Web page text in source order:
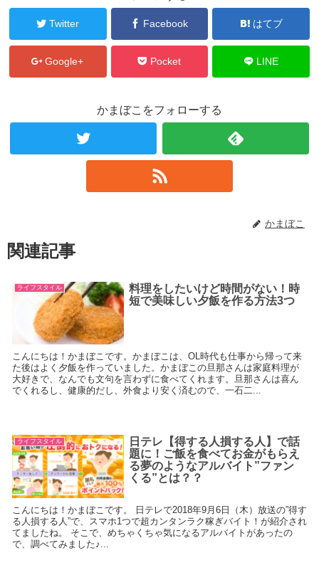
Twitter Facebook はてブ
Google+ Pocket LINE
かまぼこをフォローする
かまぼこ
関連記事
ライフスタイル
料理をしたいけど時間がない！時
短で美味しい夕飯を作る方法3つ
こんにちは！かまぼこです。かまぼこは、OL時代も仕事から帰って来
た後はよく夕飯を作っていました。かまぼこの旦那さんは家庭料理が
大好きで、なんでも文句を言わずに食べてくれます。旦那さんは喜ん
でくれるし、健康的だし、外食より安く済むので、一石二...
ライフスタイル
日テレ【得する人損する人】で話
題に！ご飯を食べてお金がもらえ
る夢のようなアルバイト”ファン
くる”とは？？
こんにちは！かまぼこです。 日テレで2018年9月6日（木）放送の”得す
る人損する人”で、スマホ1つで超カンタンラク稼ぎバイト！が紹介され
てましたね。 そこで、めちゃくちゃ気になるアルバイトがあったの
で、調べてみました♪...